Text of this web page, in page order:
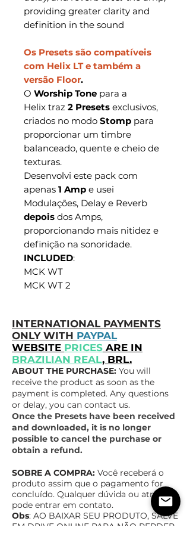
providing greater clarity and
definition in the sound
Os Presets são compatíveis
com Helix LT e também a
versão Floor.
O Worship Tone para a
Helix traz 2 Presets exclusivos,
criados no modo Stomp para
proporcionar um timbre
balanceado, quente e cheio de
texturas.
Desenvolvi este pack com
apenas 1 Amp e usei
Modulações, Delay e Reverb
depois dos Amps,
proporcionando mais nitidez e
definição na sonoridade.
INCLUDED:
MCK WT
MCK WT 2
INTERNATIONAL PAYMENTS
ONLY WITH PAYPAL
WEBSITE PRICES ARE IN
BRAZILIAN REAL, BRL.
ABOUT THE PURCHASE: You will
receive the product as soon as the
payment is completed. Any questions
or delay, you can contact us.
Once the Presets have been received
and downloaded, it is no longer
possible to cancel the purchase or
obtain a refund.
SOBRE A COMPRA: Você receberá o
produto assim que o pagamento for
concluído. Qualquer dúvida ou atraso,
pode entrar em contato.
Obs: AO BAIXAR SEU PRODUTO, SALVE
EM DRIVE ONLINE PARA NÃO PERDER,